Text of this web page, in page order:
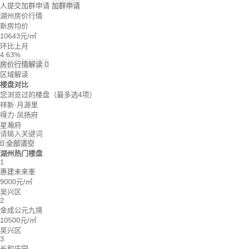
牛转乾坤：这个楼盘价格波动大么？
回忆：我建议你们去楼盘看看。
大头：也可以直接咨询置业管家。
吃了么：什么时候大家一起去看看。
蓝天：上周我已经签合同了。
雪花飘飘：好的呢。
人提交加群申请 加群申请
湖州房价行情
新房均价
10643元/㎡
环比上月
4.63%
房价行情解读 
区域解读
楼盘对比
您浏览过的楼盘 （最多选4项）
祥新·月源里
得力·凤扬府
星瀚府
 全部清空
湖州热门楼盘
1
惠建未来峯
9000元/㎡
吴兴区
2
金成公元九境
10500元/㎡
吴兴区
3